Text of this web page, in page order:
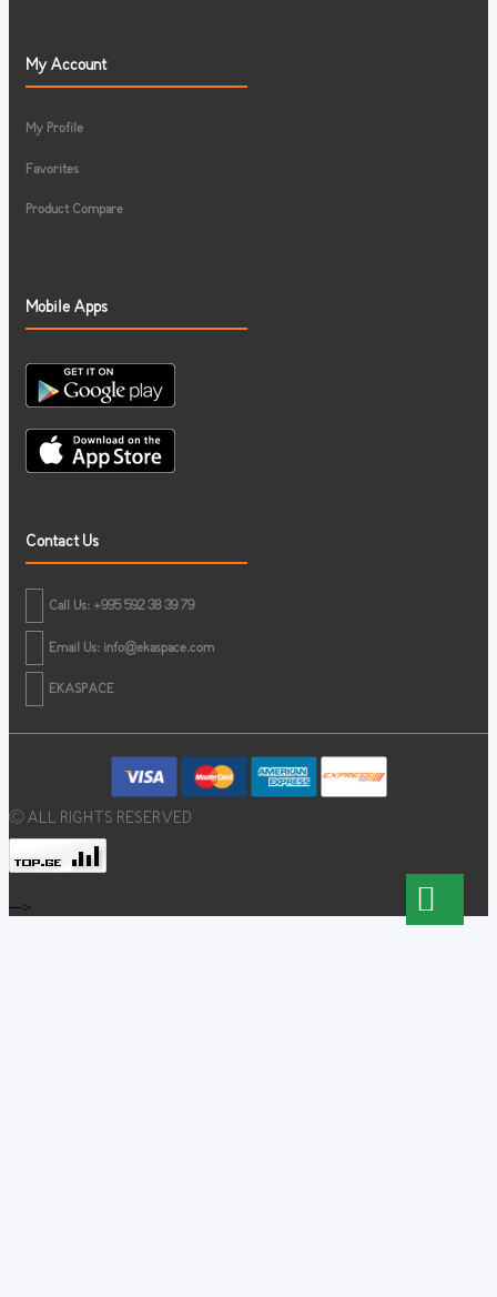
My Account
My Profile
Favorites
Product Compare
Mobile Apps
Contact Us
Call Us: +995 592 38 39 79
Email Us: info@ekaspace.com
EKASPACE
© ALL RIGHTS RESERVED
-->